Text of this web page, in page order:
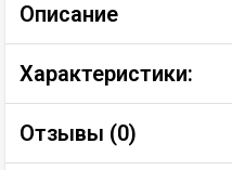
Описание
Характеристики:
Отзывы (0)